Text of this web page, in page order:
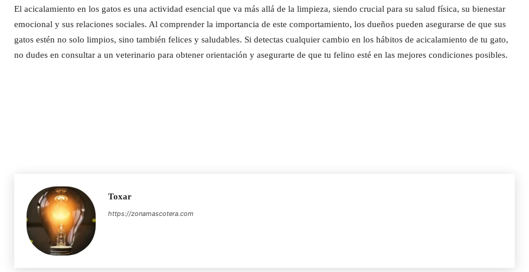
El acicalamiento en los gatos es una actividad esencial que va más allá de la limpieza, siendo crucial para su salud física, su bienestar
emocional y sus relaciones sociales. Al comprender la importancia de este comportamiento, los dueños pueden asegurarse de que sus
gatos estén no solo limpios, sino también felices y saludables. Si detectas cualquier cambio en los hábitos de acicalamiento de tu gato,
no dudes en consultar a un veterinario para obtener orientación y asegurarte de que tu felino esté en las mejores condiciones posibles.
Toxar
https://zonamascotera.com